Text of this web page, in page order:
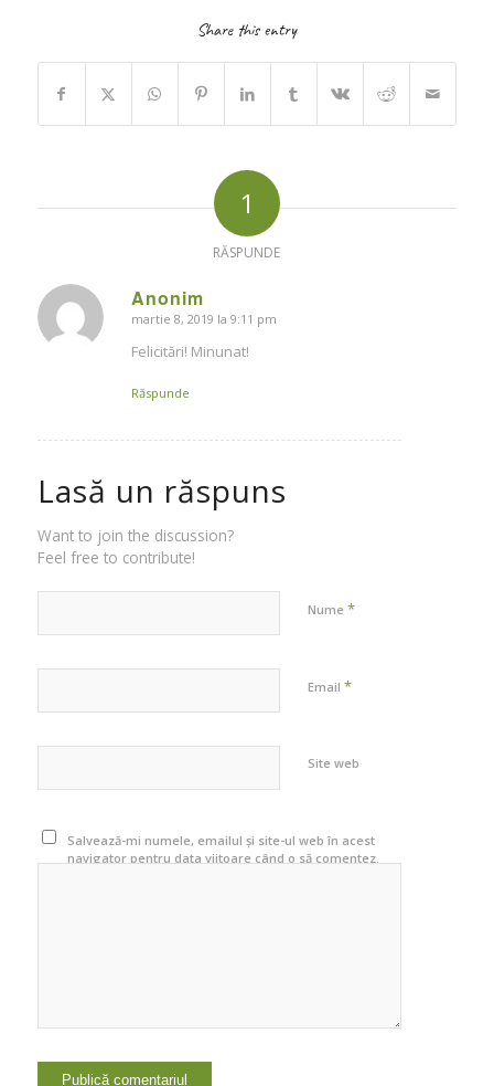
Share this entry
1
RĂSPUNDE
Anonim
says:
martie 8, 2019 la 9:11 pm
Felicitări! Minunat!
Răspunde
Lasă un răspuns
Want to join the discussion?
Feel free to contribute!
Nume *
Email *
Site web
Salvează-mi numele, emailul și site-ul web în acest
navigator pentru data viitoare când o să comentez.